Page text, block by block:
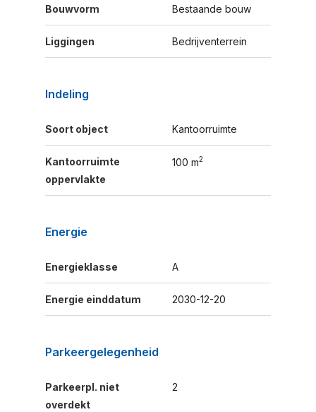
Bouwvorm Bestaande bouw
Liggingen Bedrijventerrein
Indeling
Soort object Kantoorruimte
Kantoorruimte
oppervlakte
100 m2
Energie
Energieklasse A
Energie einddatum 2030-12-20
Parkeergelegenheid
Parkeerpl. niet
overdekt
2